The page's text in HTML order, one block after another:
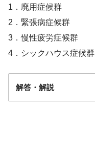
1．廃用症候群
2．緊張病症候群
3．慢性疲労症候群
4．シックハウス症候群
解答・解説